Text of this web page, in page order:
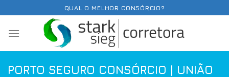
content
QUAL O MELHOR CONSÓRCIO?
PORTO SEGURO CONSÓRCIO | UNIÃO